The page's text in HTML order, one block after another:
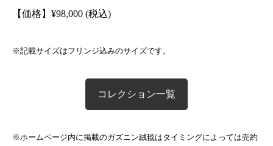
【価格】¥98,000 (税込)
※記載サイズはフリンジ込みのサイズです。
コレクション一覧
※ホームページ内に掲載のガズニン絨毯はタイミングによっては売約